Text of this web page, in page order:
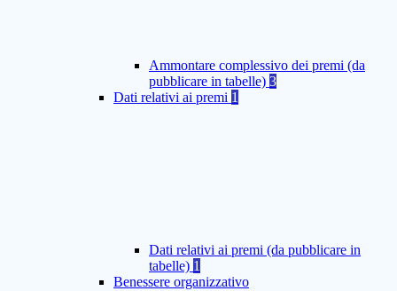
Ammontare complessivo dei premi (da
pubblicare in tabelle) 3
Dati relativi ai premi 1
Dati relativi ai premi (da pubblicare in
tabelle) 1
Benessere organizzativo